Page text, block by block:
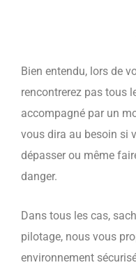
Bien entendu, lors de
rencontrerez pas tous
accompagné par un
vous dira au besoin si
dépasser ou même
danger.
Dans tous les cas,
pilotage, nous vous
environnement